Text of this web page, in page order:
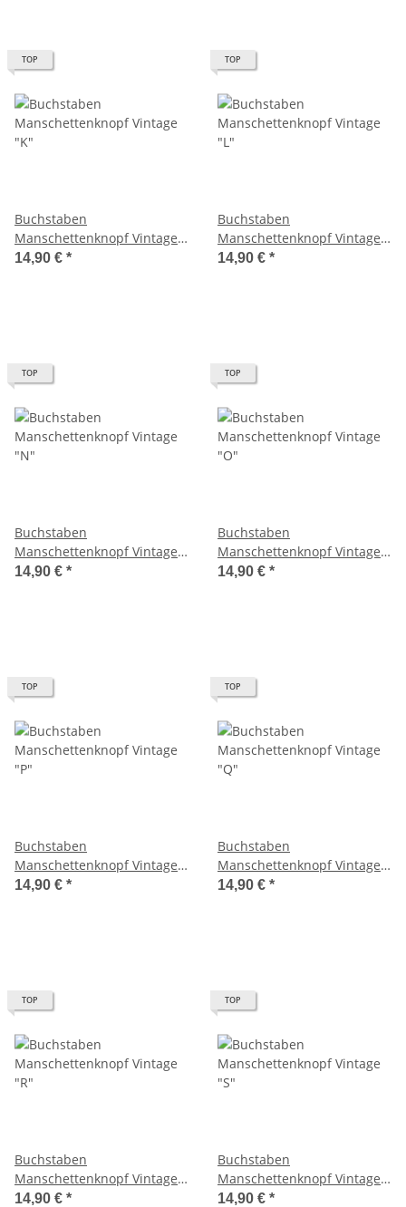
TOP
Buchstaben
Manschettenknopf Vintage
"K"
14,90 € *
TOP
Buchstaben
Manschettenknopf Vintage
"L"
14,90 € *
TOP
Buchstaben
Manschettenknopf Vintage
"N"
14,90 € *
TOP
Buchstaben
Manschettenknopf Vintage
"O"
14,90 € *
TOP
Buchstaben
Manschettenknopf Vintage
"P"
14,90 € *
TOP
Buchstaben
Manschettenknopf Vintage
"Q"
14,90 € *
TOP
Buchstaben
Manschettenknopf Vintage
"R"
14,90 € *
TOP
Buchstaben
Manschettenknopf Vintage
"S"
14,90 € *